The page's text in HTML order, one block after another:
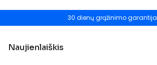
30 dienų grąžinimo garantija
Naujienlaiškis